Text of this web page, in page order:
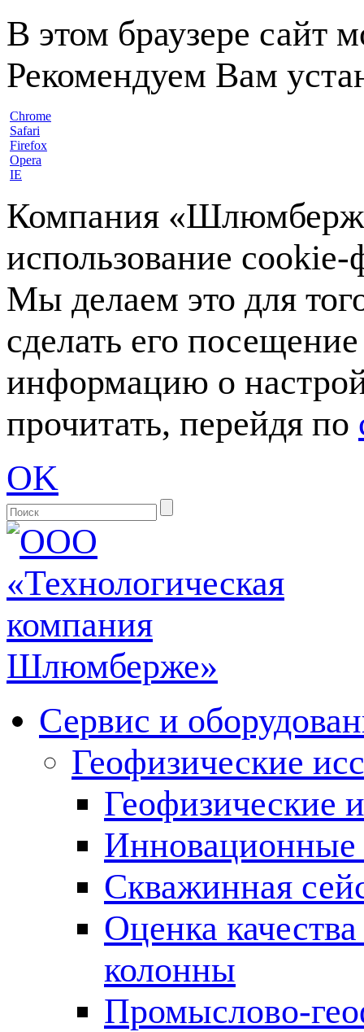
В этом браузере сайт
Рекомендуем Вам
Chrome
Safari
Firefox
Opera
IE
Компания
использование
Мы делаем это для
сделать его
информацию о
прочитать, перейдя по
OK
Сервис и
Геофизические
Геофизические
Инновационные
Скважинная
Оценка
колонны
Промыслово-